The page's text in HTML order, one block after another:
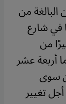
من
في شارع
من
أربعة عشر
سوى
تغيير